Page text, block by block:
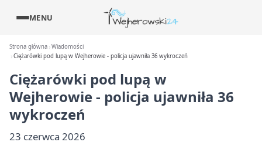
MENU
Strona główna Wiadomości
Ciężarówki pod lupą w Wejherowie - policja ujawniła 36 wykroczeń
Ciężarówki pod lupą w
Wejherowie - policja ujawniła 36
wykroczeń
23 czerwca 2026